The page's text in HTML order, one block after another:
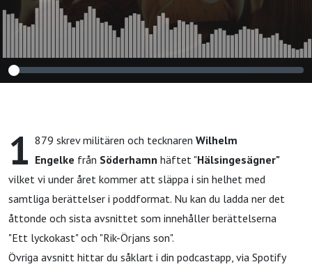
1 879 skrev militären och tecknaren Wilhelm
Engelke från Söderhamn häftet "Hälsingesägner"
vilket vi under året kommer att släppa i sin helhet med
samtliga berättelser i poddformat. Nu kan du ladda ner det
åttonde och sista avsnittet som innehåller berättelserna
"Ett lyckokast" och "Rik-Örjans son".
Övriga avsnitt hittar du såklart i din podcastapp, via Spotify